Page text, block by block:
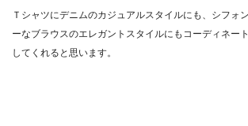
Ｔシャツにデニムのカジュアルスタイルにも、シフォ
ーなブラウスのエレガントスタイルにもコーディネー
してくれると思います。